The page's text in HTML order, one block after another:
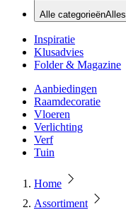
Alle categorieënAlles
Inspiratie
Klusadvies
Folder & Magazine
Aanbiedingen
Raamdecoratie
Vloeren
Verlichting
Verf
Tuin
Home
Assortiment